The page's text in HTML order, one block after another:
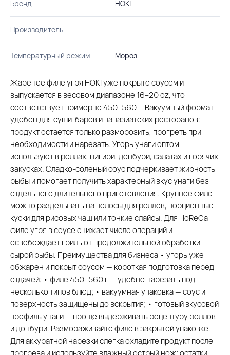
Бренд HOKI
Производитель -
Температурный режим Мороз
Жареное филе угря HOKI уже покрыто соусом и
выпускается в весовом диапазоне 16–20 oz, что
соответствует примерно 450–560 г. Вакуумный формат
удобен для суши-баров и паназиатских ресторанов:
продукт остается только разморозить, прогреть при
необходимости и нарезать. Угорь унаги оптом
используют в роллах, нигири, донбури, салатах и горячих
закусках. Сладко-соленый соус подчеркивает жирность
рыбы и помогает получить характерный вкус унаги без
отдельного длительного приготовления. Крупное филе
можно разделывать на полосы для роллов, порционные
куски для рисовых чаш или тонкие слайсы. Для HoReCa
филе угря в соусе снижает число операций и
освобождает гриль от продолжительной обработки
сырой рыбы. Преимущества для бизнеса • угорь уже
обжарен и покрыт соусом — короткая подготовка перед
отдачей; • филе 450–560 г — удобно нарезать под
несколько типов блюд; • вакуумная упаковка — соус и
поверхность защищены до вскрытия; • готовый вкусовой
профиль унаги — проще выдерживать рецептуру роллов
и донбури. Размораживайте филе в закрытой упаковке.
Для аккуратной нарезки слегка охладите продукт после